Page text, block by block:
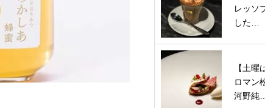
レッソ
した…
【土曜
ロマン
河野純…